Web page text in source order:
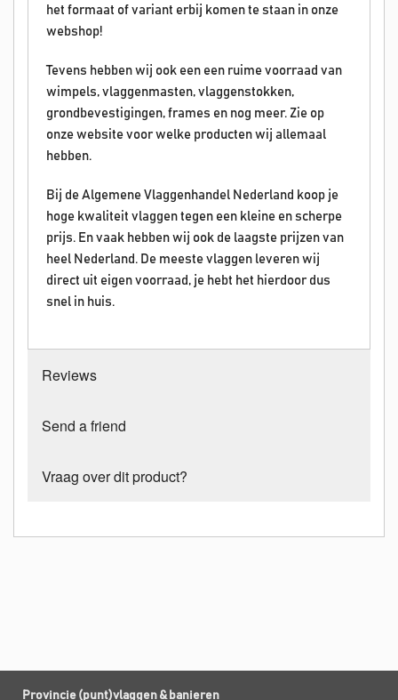
het formaat of variant erbij komen te staan in onze
webshop!
Tevens hebben wij ook een een ruime voorraad van
wimpels, vlaggenmasten, vlaggenstokken,
grondbevestigingen, frames en nog meer. Zie op
onze website voor welke producten wij allemaal
hebben.
Bij de Algemene Vlaggenhandel Nederland koop je
hoge kwaliteit vlaggen tegen een kleine en scherpe
prijs. En vaak hebben wij ook de laagste prijzen van
heel Nederland. De meeste vlaggen leveren wij
direct uit eigen voorraad, je hebt het hierdoor dus
snel in huis.
Reviews
Send a friend
Vraag over dit product?
Provincie (punt)vlaggen & banieren